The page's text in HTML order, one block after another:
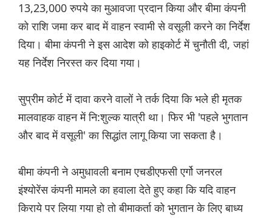
13,23,000 रुपये का मुआवजा प्रदान किया और बीमा कंपनी
को राशि जमा कर बाद में वाहन स्वामी से वसूली करने का निर्देश
दिया। बीमा कंपनी ने इस आदेश को हाइकोर्ट में चुनौती दी, जहां
यह निर्देश निरस्त कर दिया गया।
सुप्रीम कोर्ट में दावा करने वालों ने तर्क दिया कि भले ही मृतक
मालवाहक वाहन में नि:शुल्क यात्री था। फिर भी 'पहले भुगतान
और बाद में वसूली' का सिद्धांत लागू किया जा सकता है।
बीमा कंपनी ने अमुधावली बनाम एचडीएफसी एर्गो जनरल
इंश्योरेंस कंपनी मामले का हवाला देते हुए कहा कि यदि वाहन
किराये पर लिया गया हो तो बीमाकर्ता को भुगतान के लिए बाध्य